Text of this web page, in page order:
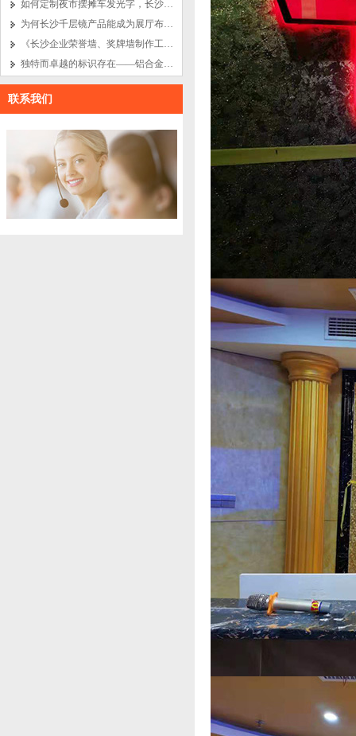
如何定制夜市摆摊车发光字，长沙餐车广告招牌设计制作？
为何长沙千层镜产品能成为展厅布置中的吸睛亮点
《长沙企业荣誉墙、奖牌墙制作工艺的艺术之旅》
独特而卓越的标识存在——铝合金实心字与长沙电镀字
联系我们